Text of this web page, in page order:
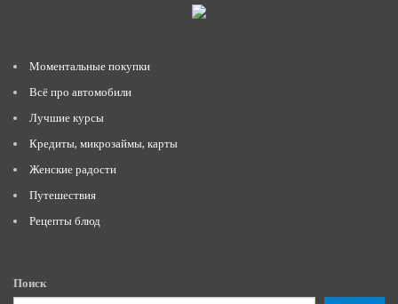
Моментальные покупки
Всё про автомобили
Лучшие курсы
Кредиты, микрозаймы, карты
Женские радости
Путешествия
Рецепты блюд
Поиск